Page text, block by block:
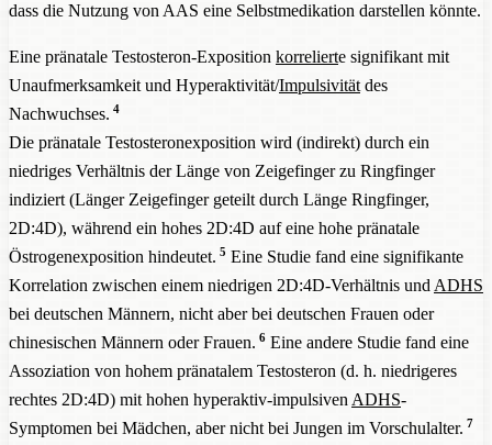
dass die Nutzung von AAS eine Selbstmedikation darstellen könnte.
Eine pränatale Testosteron-Exposition korrelierte signifikant mit
Unaufmerksamkeit und Hyperaktivität/Impulsivität des
Nachwuchses. 4
Die pränatale Testosteronexposition wird (indirekt) durch ein
niedriges Verhältnis der Länge von Zeigefinger zu Ringfinger
indiziert (Länger Zeigefinger geteilt durch Länge Ringfinger,
2D:4D), während ein hohes 2D:4D auf eine hohe pränatale
Östrogenexposition hindeutet. 5 Eine Studie fand eine signifikante
Korrelation zwischen einem niedrigen 2D:4D-Verhältnis und ADHS
bei deutschen Männern, nicht aber bei deutschen Frauen oder
chinesischen Männern oder Frauen. 6Eine andere Studie fand eine
Assoziation von hohem pränatalem Testosteron (d. h. niedrigeres
rechtes 2D:4D) mit hohen hyperaktiv-impulsiven ADHS-
Symptomen bei Mädchen, aber nicht bei Jungen im Vorschulalter. 7